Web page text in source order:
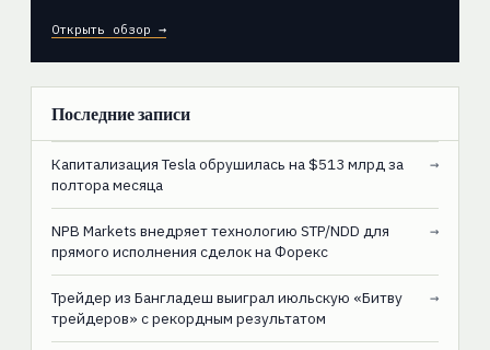
Открыть обзор →
Последние записи
Капитализация Tesla обрушилась на $513 млрд за
полтора месяца
→
NPB Markets внедряет технологию STP/NDD для
прямого исполнения сделок на Форекс
→
Трейдер из Бангладеш выиграл июльскую «Битву
трейдеров» с рекордным результатом
→